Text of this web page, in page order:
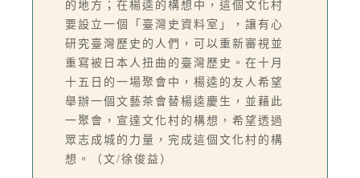
的地方；在楊逵的構想中，這個文化村
要設立一個「臺灣史資料室」，讓有心
研究臺灣歷史的人們，可以重新審視並
重寫被日本人扭曲的臺灣歷史。在十月
十五日的一場聚會中，楊逵的友人希望
舉辦一個文藝茶會替楊逵慶生，並藉此
一聚會，宣達文化村的構想，希望透過
眾志成城的力量，完成這個文化村的構
想。（文/徐俊益）